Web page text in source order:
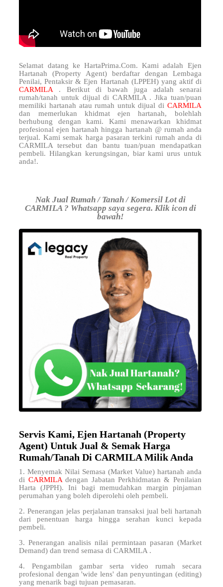
Selamat datang ke HartaPrima.Com. Kami adalah Ejen
Hartanah (Property Agent) berdaftar dengan Lembaga
Penilai, Pentaksir & Ejen Hartanah (LPPEH) yang aktif di
CARMILA . Berikut di bawah juga adalah senarai
rumah/tanah untuk dijual di CARMILA . Jika tuan/puan
memiliki hartanah atau rumah untuk dijual di CARMILA
dan memerlukan khidmat ejen hartanah, bolehlah
berhubung dengan kami. Kami menawarkan khidmat
profesional ejen hartanah hingga hartanah @ rumah anda
terjual. Kami semak harga pasaran terkini rumah anda di
CARMILA tersebut dan bantu tuan/puan mendapatkan
pembeli. Hilangkan kerungsingan, biar kami urus untuk
anda!.
Nak Jual Rumah / Tanah / Komersil Lot di
CARMILA ? Whatsapp saya segera. Klik icon di
bawah!
Servis Kami, Ejen Hartanah (Property
Agent) Untuk Jual & Semak Harga
Rumah/Tanah Di CARMILA Milik Anda
1. Menyemak Nilai Semasa (Market Value) hartanah anda
di CARMILAdengan Jabatan Perkhidmatan & Penilaian
Harta (JPPH). Ini bagi memudahkan margin pinjaman
perumahan yang boleh diperolehi oleh pembeli.
2. Penerangan jelas perjalanan transaksi jual beli hartanah
dari penentuan harga hingga serahan kunci kepada
pembeli.
3. Penerangan analisis nilai permintaan pasaran (Market
Demand) dan trend semasa di CARMILA .
4. Pengambilan gambar serta video rumah secara
profesional dengan 'wide lens' dan penyuntingan (editing)
yang menarik bagi tujuan pemasaran.